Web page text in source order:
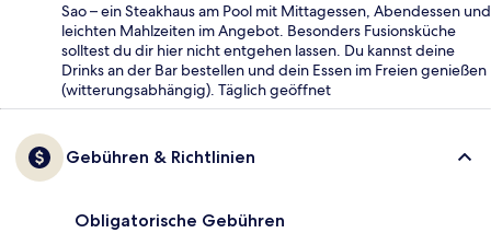
Sao – ein Steakhaus am Pool mit Mittagessen, Abendessen und
leichten Mahlzeiten im Angebot. Besonders Fusionsküche
solltest du dir hier nicht entgehen lassen. Du kannst deine
Drinks an der Bar bestellen und dein Essen im Freien genießen
(witterungsabhängig). Täglich geöffnet
Gebühren & Richtlinien
Obligatorische Gebühren